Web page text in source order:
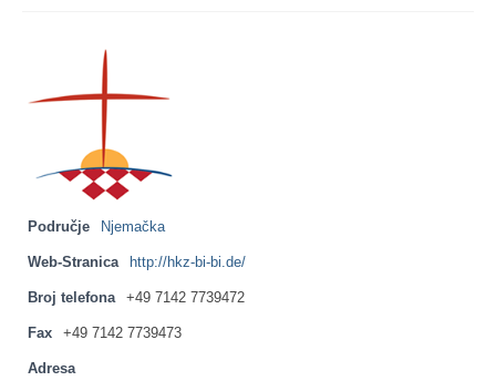
Jubilej HIP-a
Ljetna škola
Kontakt
Područje Njemačka
Web-Stranica http://hkz-bi-bi.de/
Broj telefona +49 7142 7739472
Fax +49 7142 7739473
Adresa